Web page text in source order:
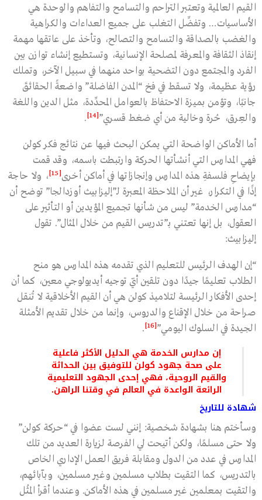
القيم العالمية وتعتبر التراحم والتسامح والتفاهم والوحدة هي
الأساسيات… وتفضِّل التغلب على جميع العداءات والكراهية
والغضب بالصداقة والتسامح والتصالح، وتأخذ على عاتقها مهمة
إنقاذ الثقافة والمعرفة لمصلحة الإنسانية، وتستطيع إنشاء توازن بين
الفرد والمجتمع دون التضحية بواحد منهما في سبيل الآخر، وتملك
رؤية عظيمة، ولا تسقط في فخ “المدن الفاضلة” واضعةً الحقائقَ
جانبًا، وتؤمن بميزة الاحتفاظ بالعوامل المحدِّدة، مثل الدين واللغة
والعِرق، حُرة وخالية من أي ضغط قسري”[14]
.
أما الأماكن الواضحة التي يمكن البحث فيها عن نتائج فكر كولن
فهي المدارس التي أنشأتها الحركة وارتبطت باسمه، وقد قمت
بإيضاحِ فلسفةِ هذه المدارس وإنجازاتها في أماكن أخرى[15]
، ولا حاجة
إذًا في التكرار، غير أن الملاحظة المعبرة لـ”إليزابيث أوزدالجا” توضح أن
“مدارس الخدمة” ليس من شأنها تجميع المؤيدين أو التأثير على
العقول، بل إنها تعتني بـ”تدريس القيم من خلال المثال”. تقول
إليزابيث:
“إن الهدف الرئيس للتعليم الذي تقدمه هذه المدارس هو منح
الطلاب تعليمًا جيدًا دون تلقين أيّ توجيه أيديولوجي معين، كما أن
إحدى الأفكار الرئيسة لتلاميذ كولن هي أن القيم الأخلاقية لا تُنقل
صراحة من خلال الإقناع والدروس، وإنما من خلال تقديم الأمثلة
الجيدة في السلوك اليومي”[16]
.
إن مدارس الخدمة هي الدليل الأكثر فاعلية
على صحة جهود كولن للتوفيق بين الحداثة
والقيم الروحية، فهي إحدى الجهود التعليمية
الرائعة الواعدة في العالم في وقتنا الراهن.
شهادة للتاريخ
وسأختم هنا بشهادة شخصية: إنني لست عضوا في “حركة كولن”
ولا حتى مسلمًا، ولكن أتيحت لي الفرصة لزيارة العديد من تلك
المدارس في عدد من الدول ومقابلة فريق العمل الإداري الخاص
بالتدريس، كما التقيت بطلاب مسلمين وغير مسلمين، وبآبائهم،
والتقيت بمعلمين غير مسلمين في هذه الأماكن. وعندما أقرأ المثُل